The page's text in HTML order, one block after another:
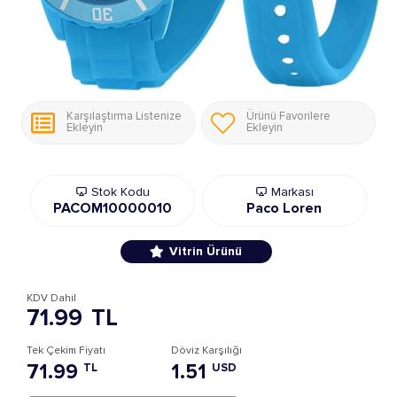
Karşılaştırma Listenize
Ekleyin
Ürünü Favorilere
Ekleyin
Stok Kodu
PACOM10000010
Markası
Paco Loren
Vitrin Ürünü
71.99 TL
KDV Dahil
Tek Çekim Fiyatı
71.99 TL
Döviz Karşılığı
1.51 USD